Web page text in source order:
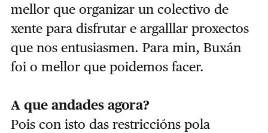
mellor que organizar un colectivo de
xente para disfrutar e argalllar proxectos
que nos entusiasmen. Para min, Buxán
foi o mellor que poidemos facer.
A que andades agora?
Pois con isto das restriccións pola